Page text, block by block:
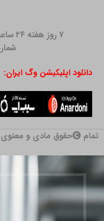
۷ روز هفته ۲۴ ساعت شبانه روز پاسخگوی شما هستیم.
دانلود اپلیکیشن وگ ایران:
تمام حقوق مادی و